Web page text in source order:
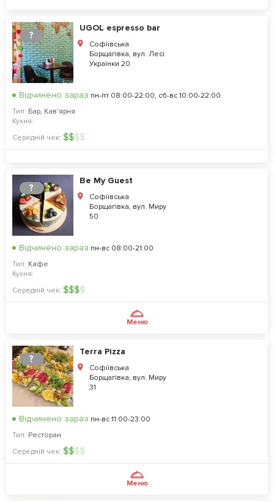
?
UGOL espresso bar
Софіївська
Борщагівка, вул. Лесі
Українки 20
Відчинено зараз пн-пт 08:00-22:00, сб-вс 10:00-22:00
Тип: Бар, Кав'ярня
Кухня:
Середній чек: $$$$
?
Be My Guest
Софіївська
Борщагівка, вул. Миру
50
Відчинено зараз пн-вс 08:00-21:00
Тип: Кафе
Кухня:
Середній чек: $$$$
Меню
?
Terra Pizza
Софіївська
Борщагівка, вул. Миру
31
Відчинено зараз пн-вс 11:00-23:00
Тип: Ресторан
Середній чек: $$$$
Меню